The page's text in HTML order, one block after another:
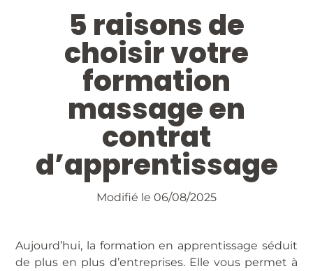
5 raisons de
choisir votre
formation
massage en
contrat
d’apprentissage
Modifié le 06/08/2025
Aujourd’hui, la formation en apprentissage séduit
de plus en plus d’entreprises. Elle vous permet à